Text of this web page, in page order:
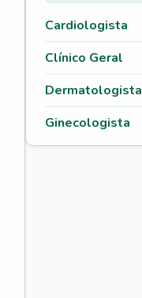
Cardiologista
Clínico Geral
Dermatologista
Ginecologista